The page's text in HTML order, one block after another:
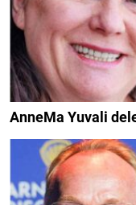
AnneMa Yuvali